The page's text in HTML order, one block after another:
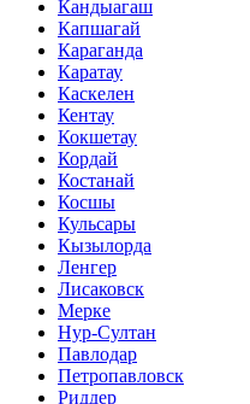
Кандыагаш
Капшагай
Караганда
Каратау
Каскелен
Кентау
Кокшетау
Кордай
Костанай
Косшы
Кульсары
Кызылорда
Ленгер
Лисаковск
Мерке
Нур-Султан
Павлодар
Петропавловск
Риддер